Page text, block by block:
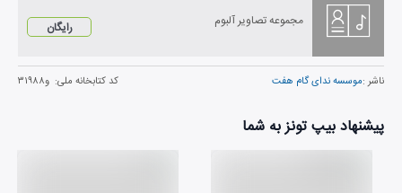
مجموعه تصاویر آلبوم رایگان
ناشر :موسسه ندای گام هفت کد کتابخانه ملی: و۳۱۹۸۸
پیشنهاد بیپ تونز به شما